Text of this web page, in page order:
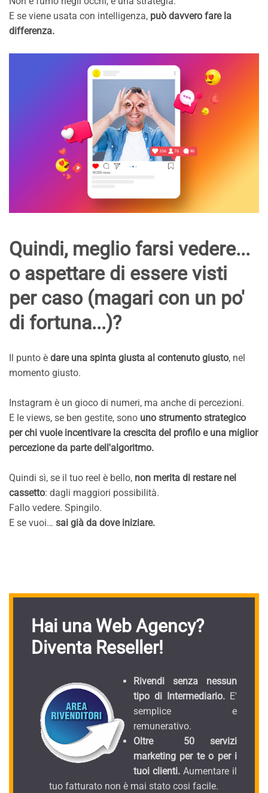
E se viene usata con intelligenza, può davvero fare la
differenza.
Quindi, meglio farsi vedere...
o aspettare di essere visti
per caso (magari con un po'
di fortuna...)?
Il punto è dare una spinta giusta al contenuto giusto, nel
momento giusto.
Instagram è un gioco di numeri, ma anche di percezioni.
E le views, se ben gestite, sono uno strumento strategico
per chi vuole incentivare la crescita del profilo e una miglior
percezione da parte dell'algoritmo.
Quindi sì, se il tuo reel è bello, non merita di restare nel
cassetto: dagli maggiori possibilità.
Fallo vedere. Spingilo.
E se vuoi… sai già da dove iniziare.
Hai una Web Agency?
Diventa Reseller!
Rivendi senza nessun
tipo di Intermediario. E'
semplice e
remunerativo.
Oltre 50 servizi
marketing per te o per i
tuoi clienti. Aumentare il
tuo fatturato non è mai stato cosi facile.